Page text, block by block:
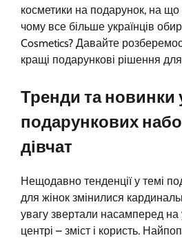
косметики на подарунок, на що
чому все більше українців
Cosmetics? Давайте
кращі подарункові рішення для
Тренди та новинки
подарункових
дівчат
Нещодавно тенденції у темі
для жінок змінилися
увагу звертали насамперед на
центрі – зміст і користь.